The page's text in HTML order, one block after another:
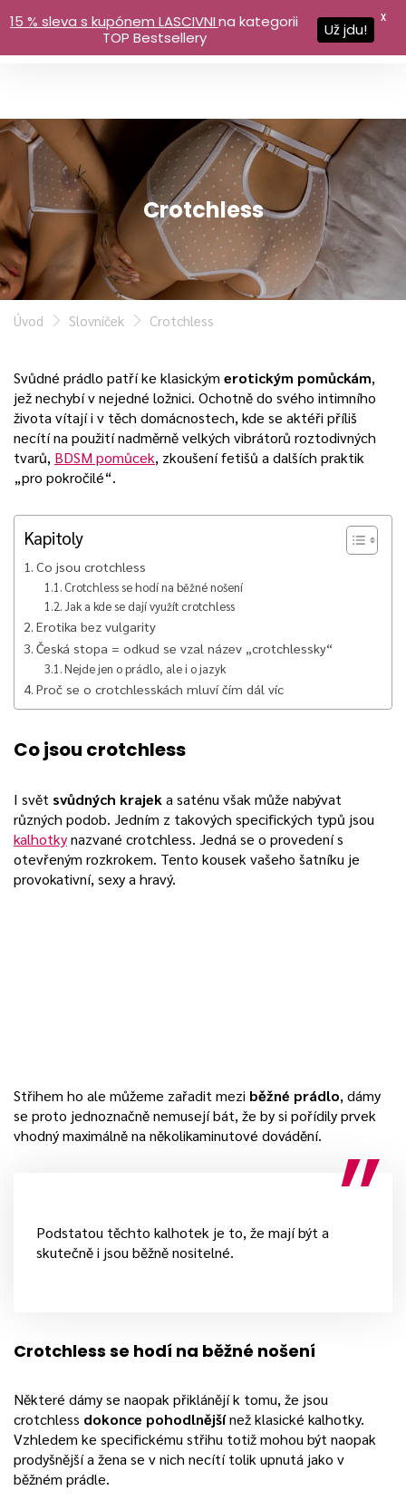
Crotchless
Úvod Slovníček Crotchless
Svůdné prádlo patří ke klasickým erotickým pomůckám,
jež nechybí v nejedné ložnici. Ochotně do svého intimního
života vítají i v těch domácnostech, kde se aktéři příliš
necítí na použití nadměrně velkých vibrátorů roztodivných
tvarů, BDSM pomůcek, zkoušení fetišů a dalších praktik
„pro pokročilé“.
Kapitoly
Co jsou crotchless
Crotchless se hodí na běžné nošení
Jak a kde se dají využít crotchless
Erotika bez vulgarity
Česká stopa = odkud se vzal název „crotchlessky“
Nejde jen o prádlo, ale i o jazyk
Proč se o crotchlesskách mluví čím dál víc
Co jsou crotchless
I svět svůdných krajek a saténu však může nabývat
různých podob. Jedním z takových specifických typů jsou
kalhotkynazvané crotchless. Jedná se o provedení s
otevřeným rozkrokem. Tento kousek vašeho šatníku je
provokativní, sexy a hravý.
Střihem ho ale můžeme zařadit mezi běžné prádlo, dámy
se proto jednoznačně nemusejí bát, že by si pořídily prvek
vhodný maximálně na několikaminutové dovádění.
Podstatou těchto kalhotek je to, že mají být a
skutečně i jsou běžně nositelné.
Crotchless se hodí na běžné nošení
Některé dámy se naopak přiklánějí k tomu, že jsou
crotchless dokonce pohodlnějšínež klasické kalhotky.
Vzhledem ke specifickému střihu totiž mohou být naopak
prodyšnější a žena se v nich necítí tolik upnutá jako v
běžném prádle.
15 % sleva s kupónem LASCIVNIna kategorii
TOP Bestsellery
Už jdu!
X